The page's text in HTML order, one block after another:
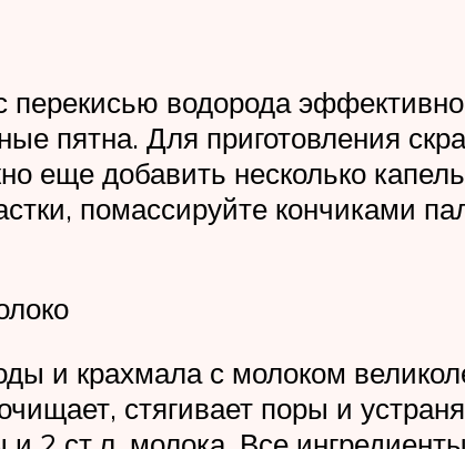
перекисью водорода
пятна. Для приготовления
еще добавить несколько
помассируйте кончиками
и крахмала с молоком
стягивает поры и